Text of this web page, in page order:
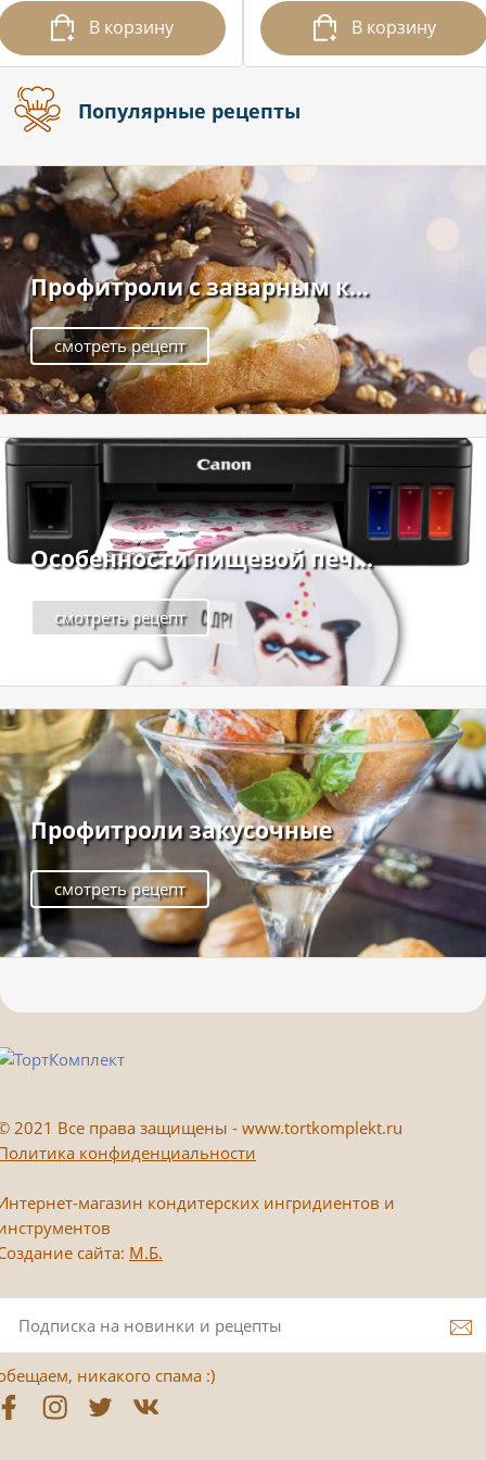
В корзину В корзину
Популярные рецепты
Профитроли с заварным к...
смотреть рецепт
Особенности пищевой печ...
смотреть рецепт
Профитроли закусочные
смотреть рецепт
2021 Все права защищены - www.tortkomplekt.ru
конфиденциальности
магазин кондитерских ингридиентов и
сайта: М.Б.
никакого спама :)